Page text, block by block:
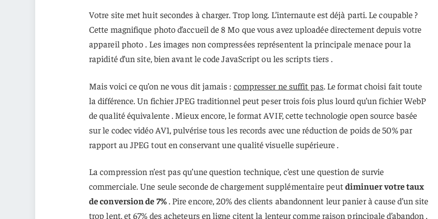
Votre site met huit secondes à charger. Trop long. L’internaute est déjà parti. Le coupable ?
Cette magnifique photo d’accueil de 8 Mo que vous avez uploadée directement depuis votre
appareil photo . Les images non compressées représentent la principale menace pour la
rapidité d’un site, bien avant le code JavaScript ou les scripts tiers .
Mais voici ce qu’on ne vous dit jamais : compresser ne suffit pas. Le format choisi fait toute
la différence. Un fichier JPEG traditionnel peut peser trois fois plus lourd qu’un fichier WebP
de qualité équivalente . Mieux encore, le format AVIF, cette technologie open source basée
sur le codec vidéo AV1, pulvérise tous les records avec une réduction de poids de 50% par
rapport au JPEG tout en conservant une qualité visuelle supérieure .
La compression n’est pas qu’une question technique, c’est une question de survie
commerciale. Une seule seconde de chargement supplémentaire peutdiminuer votre taux
de conversion de 7%. Pire encore, 20% des clients abandonnent leur panier à cause d’un site
trop lent, et 67% des acheteurs en ligne citent la lenteur comme raison principale d’abandon .